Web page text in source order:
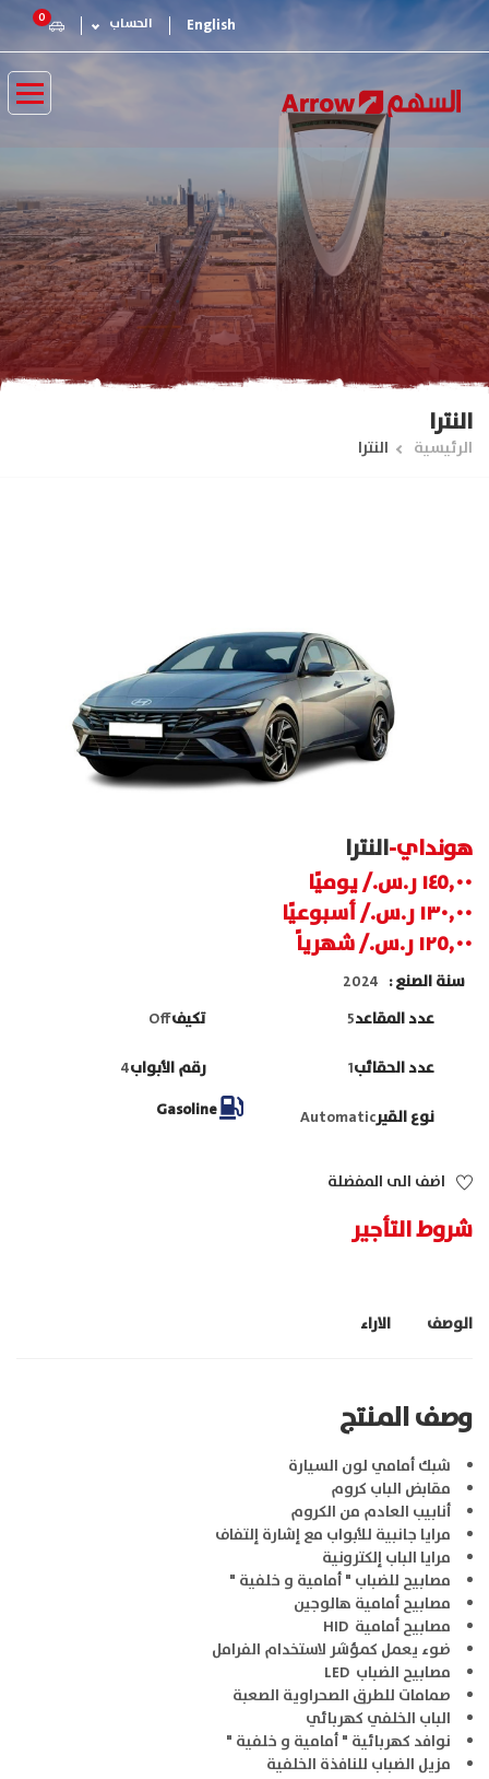
إلى
المحتوى
English الحساب 0
النترا
مسار
الرئيسية النترا
هونداي-النترا
/ يوميًا
/ أسبوعيًا
/ شهرياً
سنة الصنع
2024
عدد المقاعد5 تكيفOff
عدد الحقائب1 رقم الأبواب4
نوع القيرAutomatic
Gasoline
اضف الى المفضلة
شروط التأجير
الوصف الاراء
وصف المنتج
شبك أمامي لون السيارة
مقابض الباب كروم
أنابيب العادم من الكروم
مرايا جانبية للأبواب مع إشارة إلتفاف
مرايا الباب إلكترونية
مصابيح للضباب " أمامية و خلفية "
مصابيح أمامية هالوجين
مصابيح أمامية HID
ضوء يعمل كمؤشر لاستخدام الفرامل
مصابيح الضباب LED
صمامات للطرق الصحراوية الصعبة
الباب الخلفي كهربائي
نوافد كهربائية " أمامية و خلفية "
مزيل الضباب للنافذة الخلفية